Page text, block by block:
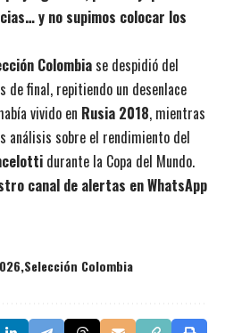
y no supimos colocar los
Colombiase despidió del
de final, repitiendo un desenlace
vivido en Rusia 2018, mientras
análisis sobre el rendimiento del
durante la Copa del Mundo.
canal de alertas en WhatsApp
Selección Colombia